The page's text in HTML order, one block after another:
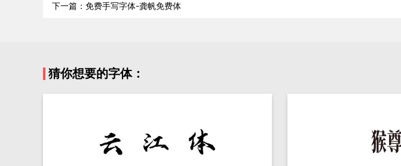
下一篇：免费手写字体-龚帆免费体
猜你想要的字体：